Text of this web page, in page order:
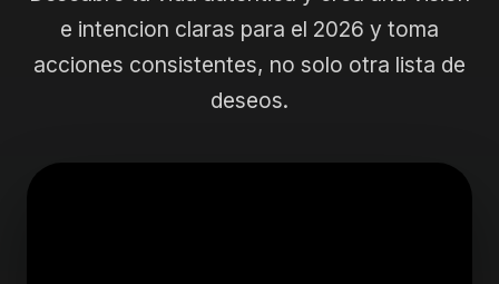
e intencion claras para el 2026 y toma
acciones consistentes, no solo otra lista de
deseos.